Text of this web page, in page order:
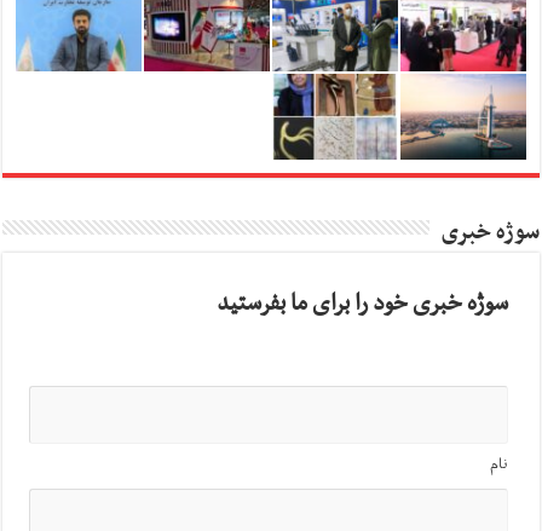
سوژه خبری
سوژه خبری خود را برای ما بفرستید
نام